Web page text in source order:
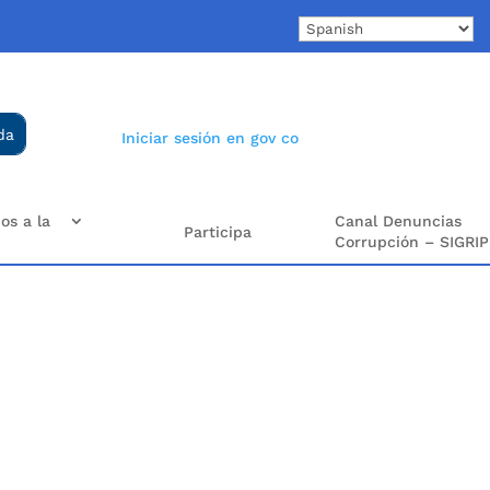
Iniciar sesión en gov co
a la
Participa
Canal Denuncias
Corrupción – SIGRIP